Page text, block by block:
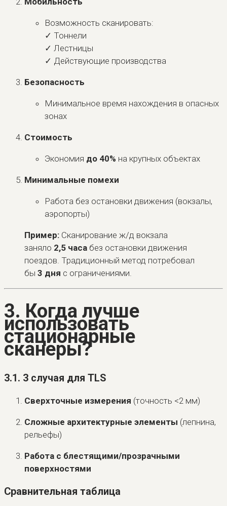
Возможность сканировать:
✓ Тоннели
✓ Лестницы
✓ Действующие производства
Безопасность
Минимальное время нахождения в опасных
зонах
Стоимость
Экономия до 40% на крупных объектах
Минимальные помехи
Работа без остановки движения (вокзалы,
аэропорты)
Пример: Сканирование ж/д вокзала
заняло 2,5 часа без остановки движения
поездов. Традиционный метод потребовал
бы 3 дня с ограничениями.
3. Когда лучше
использовать
стационарные
сканеры?
3.1. 3 случая для TLS
Сверхточные измерения (точность <2 мм)
Сложные архитектурные элементы (лепнина,
рельефы)
Работа с блестящими/прозрачными
поверхностями
Сравнительная таблица